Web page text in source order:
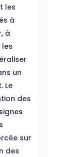
les
à
à
un
Le
des
sur
des